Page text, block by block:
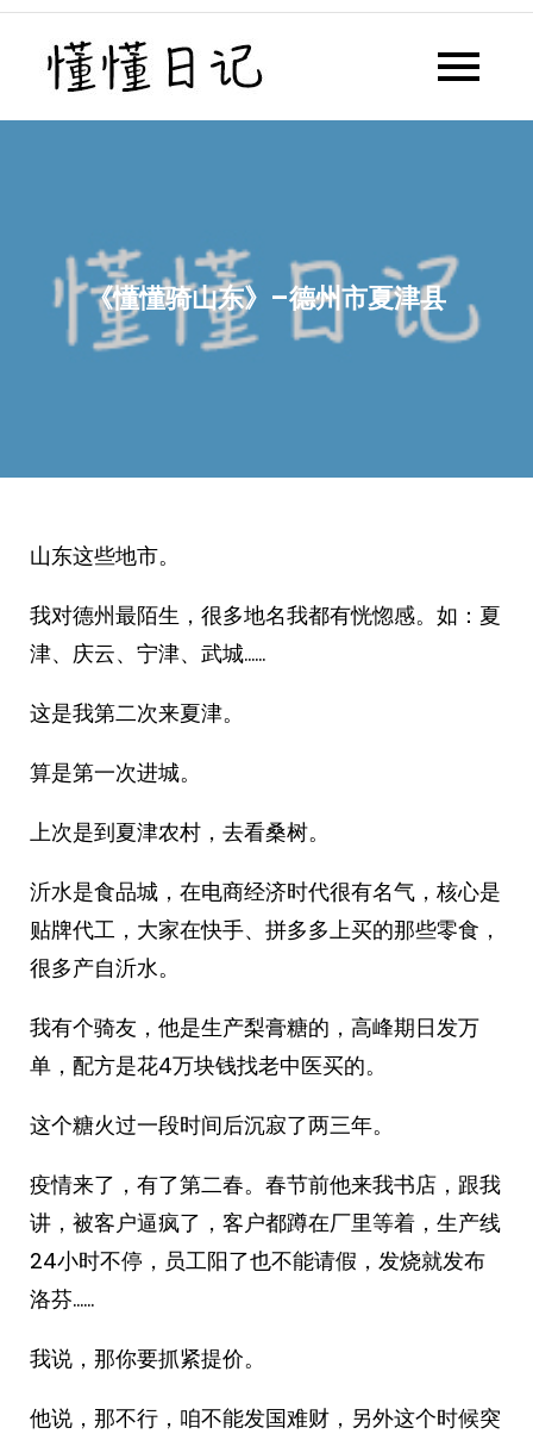
Skip
content
懂懂日记网每天同步更新懂懂学
《懂懂骑山东》–德州市夏津县
山东这些地市。
我对德州最陌生，很多地名我都有恍惚感。如：夏
津、庆云、宁津、武城……
这是我第二次来夏津。
算是第一次进城。
上次是到夏津农村，去看桑树。
沂水是食品城，在电商经济时代很有名气，核心是
贴牌代工，大家在快手、拼多多上买的那些零食，
很多产自沂水。
我有个骑友，他是生产梨膏糖的，高峰期日发万
单，配方是花4万块钱找老中医买的。
这个糖火过一段时间后沉寂了两三年。
疫情来了，有了第二春。春节前他来我书店，跟我
讲，被客户逼疯了，客户都蹲在厂里等着，生产线
24小时不停，员工阳了也不能请假，发烧就发布
洛芬……
我说，那你要抓紧提价。
他说，那不行，咱不能发国难财，另外这个时候突